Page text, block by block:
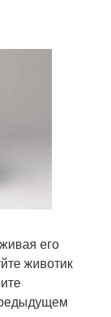
его
животик